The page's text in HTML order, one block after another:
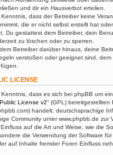
und dir ein Hausverbot erteilen.
Kenntnis, dass der Betreiber keine
die er nicht selbst erstellt hat
Du gestattest dem Betreiber, dein
zu löschen oder zu sperren.
Betreiber darüber hinaus, deine
verstoßen oder geeignet sind, dem
LICENSE
dass es sich bei phpBB um
License v2“ (GPL)
handelt; deutschsprachige
Community unter www.phpbb.de zur
auf die Art und Weise, wie die
die Verwendung der Software
auf Inhalte fremder Foren Einfluss